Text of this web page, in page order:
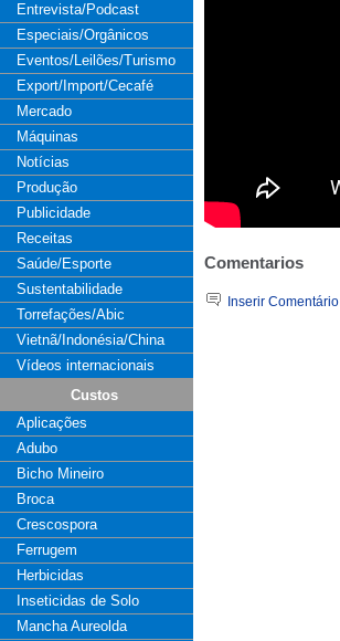
Entrevista/Podcast
Especiais/Orgânicos
Eventos/Leilões/Turismo
Export/Import/Cecafé
Mercado
Máquinas
Notícias
Produção
Publicidade
Receitas
Saúde/Esporte
Sustentabilidade
Torrefações/Abic
Vietnã/Indonésia/China
Vídeos internacionais
Custos
Aplicações
Adubo
Bicho Mineiro
Broca
Crescospora
Ferrugem
Herbicidas
Inseticidas de Solo
Mancha Aureolda
Comentarios
Inserir Comentário